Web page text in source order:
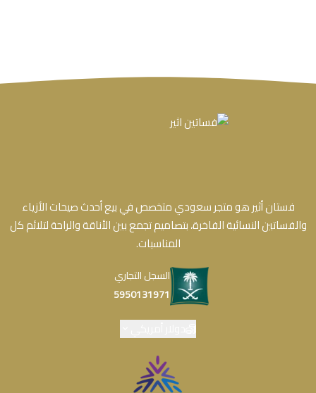
فستان أثير هو متجر سعودي متخصص في بيع أحدث صيحات الأزياء
والفساتين النسائية الفاخرة، بتصاميم تجمع بين الأناقة والراحة لتلائم كل
المناسبات.
السجل التجاري
5950131971